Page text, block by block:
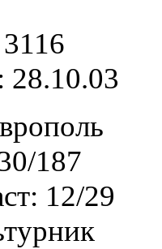
28.10.03
187
12/29